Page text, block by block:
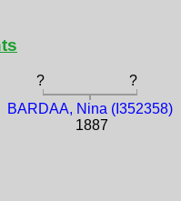
?
?
BARDAA, Nina (I352358)
1887